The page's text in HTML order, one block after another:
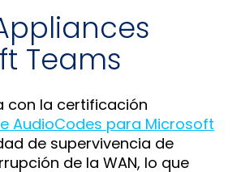
Teams
con la certificación
AudioCodes para Microsoft
de supervivencia de
de la WAN, lo que